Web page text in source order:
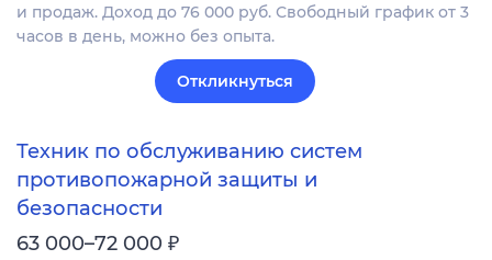
и продаж. Доход до 76 000 руб. Свободный график от 3
часов в день, можно без опыта.
Откликнуться
Техник по обслуживанию систем
противопожарной защиты и
безопасности
63 000–72 000 ₽